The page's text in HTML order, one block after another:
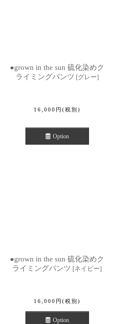
●grown in the sun 硫化染めク
ライミングパンツ [グレー]
16,000 円 (税別)
Option
●grown in the sun 硫化染めク
ライミングパンツ [ネイビー]
16,000 円 (税別)
Option